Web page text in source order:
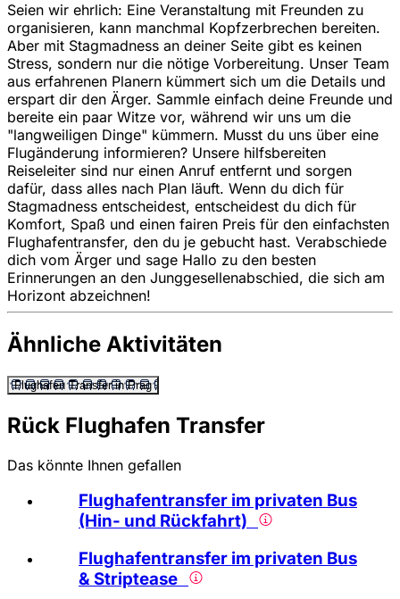
Seien wir ehrlich: Eine Veranstaltung mit Freunden zu
organisieren, kann manchmal Kopfzerbrechen bereiten.
Aber mit Stagmadness an deiner Seite gibt es keinen
Stress, sondern nur die nötige Vorbereitung. Unser Team
aus erfahrenen Planern kümmert sich um die Details und
erspart dir den Ärger. Sammle einfach deine Freunde und
bereite ein paar Witze vor, während wir uns um die
"langweiligen Dinge" kümmern. Musst du uns über eine
Flugänderung informieren? Unsere hilfsbereiten
Reiseleiter sind nur einen Anruf entfernt und sorgen
dafür, dass alles nach Plan läuft. Wenn du dich für
Stagmadness entscheidest, entscheidest du dich für
Komfort, Spaß und einen fairen Preis für den einfachsten
Flughafentransfer, den du je gebucht hast. Verabschiede
dich vom Ärger und sage Hallo zu den besten
Erinnerungen an den Junggesellenabschied, die sich am
Horizont abzeichnen!
Ähnliche Aktivitäten
Flughafen Transfer in Prag
Rück Flughafen Transfer
Das könnte Ihnen gefallen
Flughafentransfer im privaten Bus
(Hin- und Rückfahrt)
Flughafentransfer im privaten Bus
& Striptease